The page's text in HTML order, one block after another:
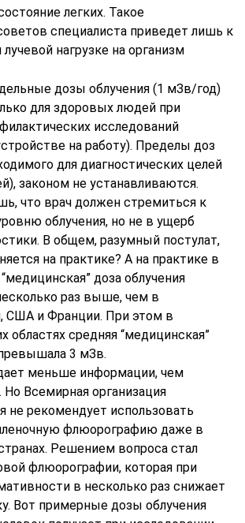
легких. Такое
специалиста приведет лишь к
нагрузке на организм
дозы облучения (1 мЗв/год)
для здоровых людей при
исследований
на работу). Пределы доз
для диагностических целей
законом не устанавливаются.
что врач должен стремиться к
облучения, но не в ущерб
В общем, разумный постулат,
на практике? А на практике в
доза облучения
раз выше, чем в
США и Франции. При этом в
областях средняя “медицинская”
3 мЗв.
меньше информации, чем
Но Всемирная организация
не рекомендует использовать
флюорографию даже в
Решением вопроса стал
флюорографии, которая при
в несколько раз снижает
Вот примерные дозы облучения